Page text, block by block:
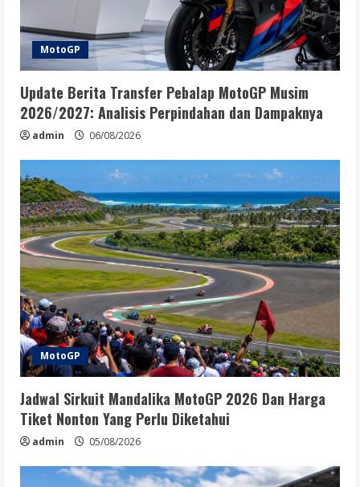
MotoGP
Update Berita Transfer Pebalap MotoGP Musim
2026/2027: Analisis Perpindahan dan Dampaknya
admin 06/08/2026
MotoGP
Jadwal Sirkuit Mandalika MotoGP 2026 Dan Harga
Tiket Nonton Yang Perlu Diketahui
admin 05/08/2026